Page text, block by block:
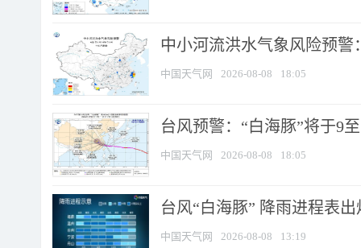
中小河流洪水气象风险预
中国天气网 2026-08-08 18:05
台风预警：“白海豚”将于9
中国天气网 2026-08-08 18:05
台风“白海豚” 降雨进程表
中国天气网 2026-08-08 13:19